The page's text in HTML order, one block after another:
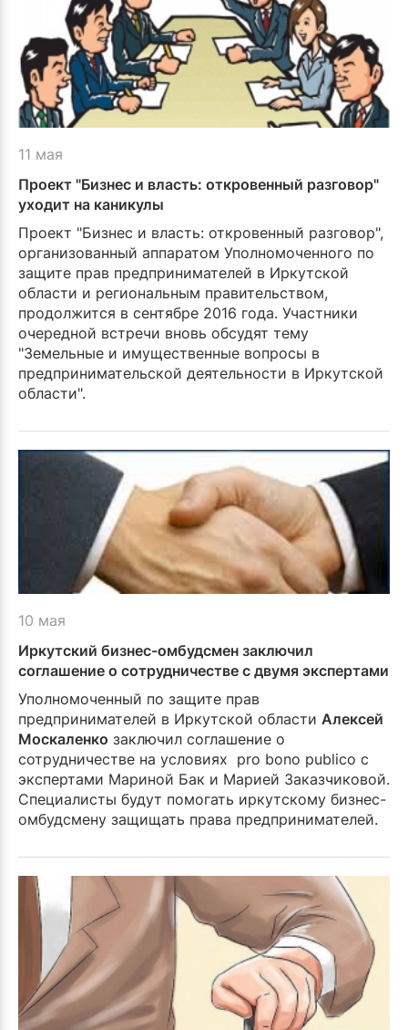
11 мая
Проект "Бизнес и власть: откровенный разговор"
уходит на каникулы
Проект "Бизнес и власть: откровенный разговор",
организованный аппаратом Уполномоченного по
защите прав предпринимателей в Иркутской
области и региональным правительством,
продолжится в сентябре 2016 года. Участники
очередной встречи вновь обсудят тему
"Земельные и имущественные вопросы в
предпринимательской деятельности в Иркутской
области".
10 мая
Иркутский бизнес-омбудсмен заключил
соглашение о сотрудничестве с двумя экспертами
Уполномоченный по защите прав
предпринимателей в Иркутской области Алексей
Москаленко заключил соглашение о
сотрудничестве на условиях pro bono publico с
экспертами Мариной Бак и Марией Заказчиковой.
Специалисты будут помогать иркутскому бизнес-
омбудсмену защищать права предпринимателей.